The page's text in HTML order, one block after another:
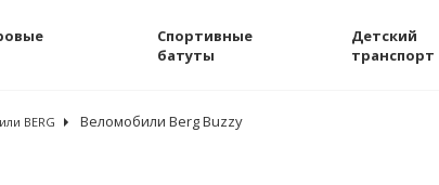
Спортивные
батуты
Детский
транспорт
BERG Веломобили Berg Buzzy